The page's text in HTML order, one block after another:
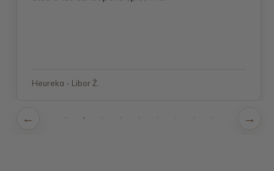
Heureka - Libor Ž.